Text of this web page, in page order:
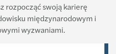
rozpocząć swoją karierę
międzynarodowym i
wyzwaniami.